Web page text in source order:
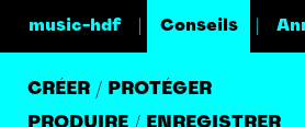
music-hdf Conseils
CRÉER / PROTÉGER